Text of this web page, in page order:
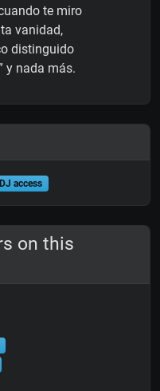
te miro
vanidad,
distinguido
y nada más.
access
on this